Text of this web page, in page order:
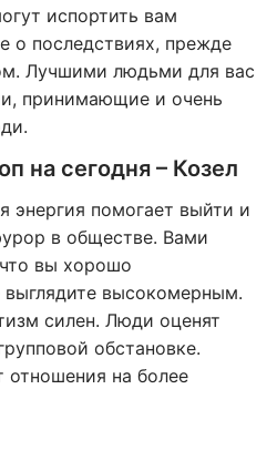
испортить вам
о последствиях, прежде
Лучшими людьми для вас
принимающие и очень
на сегодня – Козел
энергия помогает выйти и
в обществе. Вами
вы хорошо
высокомерным.
силен. Люди оценят
обстановке.
отношения на более